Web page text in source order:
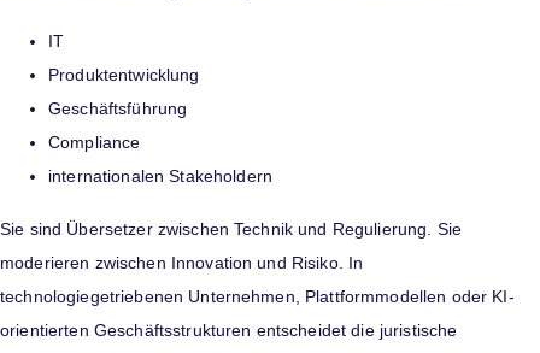
IT
Produktentwicklung
Geschäftsführung
Compliance
internationalen Stakeholdern
Sie sind Übersetzer zwischen Technik und Regulierung. Sie
moderieren zwischen Innovation und Risiko. In
technologiegetriebenen Unternehmen, Plattformmodellen oder KI-
orientierten Geschäftsstrukturen entscheidet die juristische